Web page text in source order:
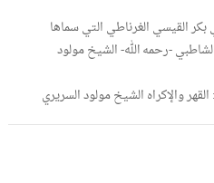
القيسي الغرناطي التي سماها
-رحمه الله- الشيخ مولود
والإكراه الشيخ مولود السريري